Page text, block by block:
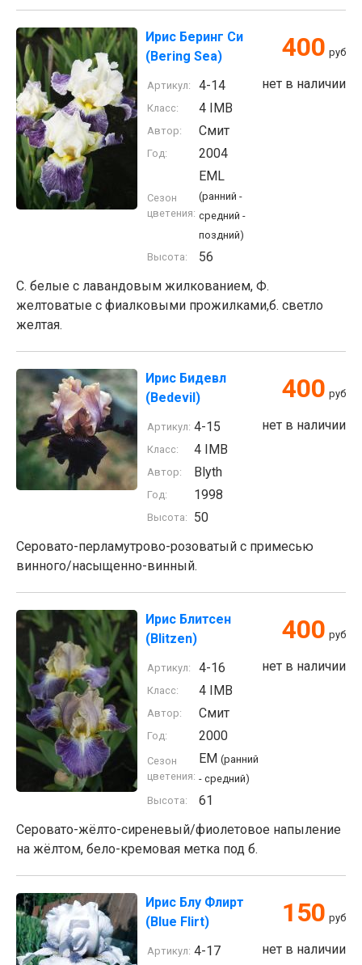
Ирис Беринг Си
(Bering Sea)
400 руб
нет в наличии
Артикул: 4-14
Класс: 4 IMB
Автор: Смит
Год: 2004
Сезон
цветения:
EML
(ранний -
средний -
поздний)
Высота:
56
С. белые с лавандовым жилкованием, Ф.
желтоватые с фиалковыми прожилками,б. светло
желтая.
Ирис Бидевл
(Bedevil)
400 руб
нет в наличии
Артикул: 4-15
Класс: 4 IMB
Автор: Blyth
Год: 1998
Высота:
50
Серовато-перламутрово-розоватый с примесью
винного/насыщенно-винный.
Ирис Блитсен
(Blitzen)
400 руб
нет в наличии
Артикул: 4-16
Класс: 4 IMB
Автор: Смит
Год: 2000
Сезон
цветения:
EM (ранний
- средний)
Высота:
61
Серовато-жёлто-сиреневый/фиолетовое напыление
на жёлтом, бело-кремовая метка под б.
Ирис Блу Флирт
(Blue Flirt)
150 руб
нет в наличии
Артикул: 4-17